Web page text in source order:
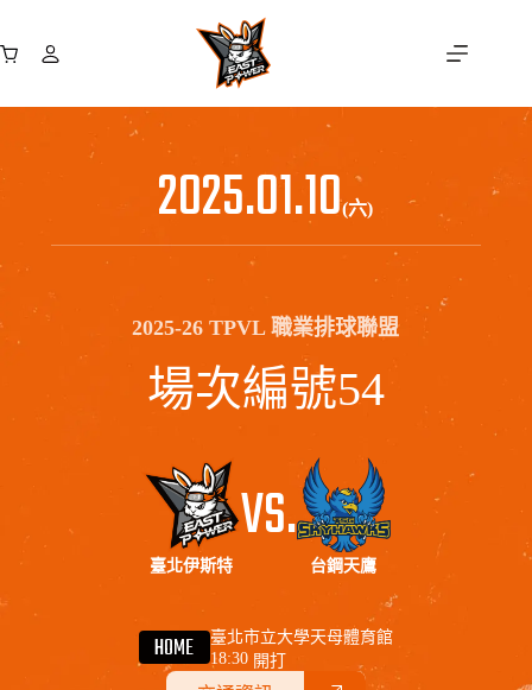
至
購
2025.01.10(六)
2025-26 TPVL 職業排球聯盟
場次編號54
臺北伊斯特
VS.
台鋼天鷹
HOME
臺北市立大學天母體育館
18:30 開打